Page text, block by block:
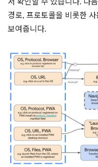
서 확인할 수 있습니다. 다
경로, 프로토콜을 비롯한
보여줍니다.